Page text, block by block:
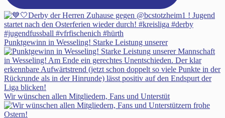
Punktgewinn in Wesseling! Starke Leistung unserer
Wir wünschen allen Mitgliedern, Fans und Unterstüt